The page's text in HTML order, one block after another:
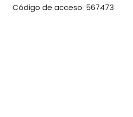
Código de acceso: 567473